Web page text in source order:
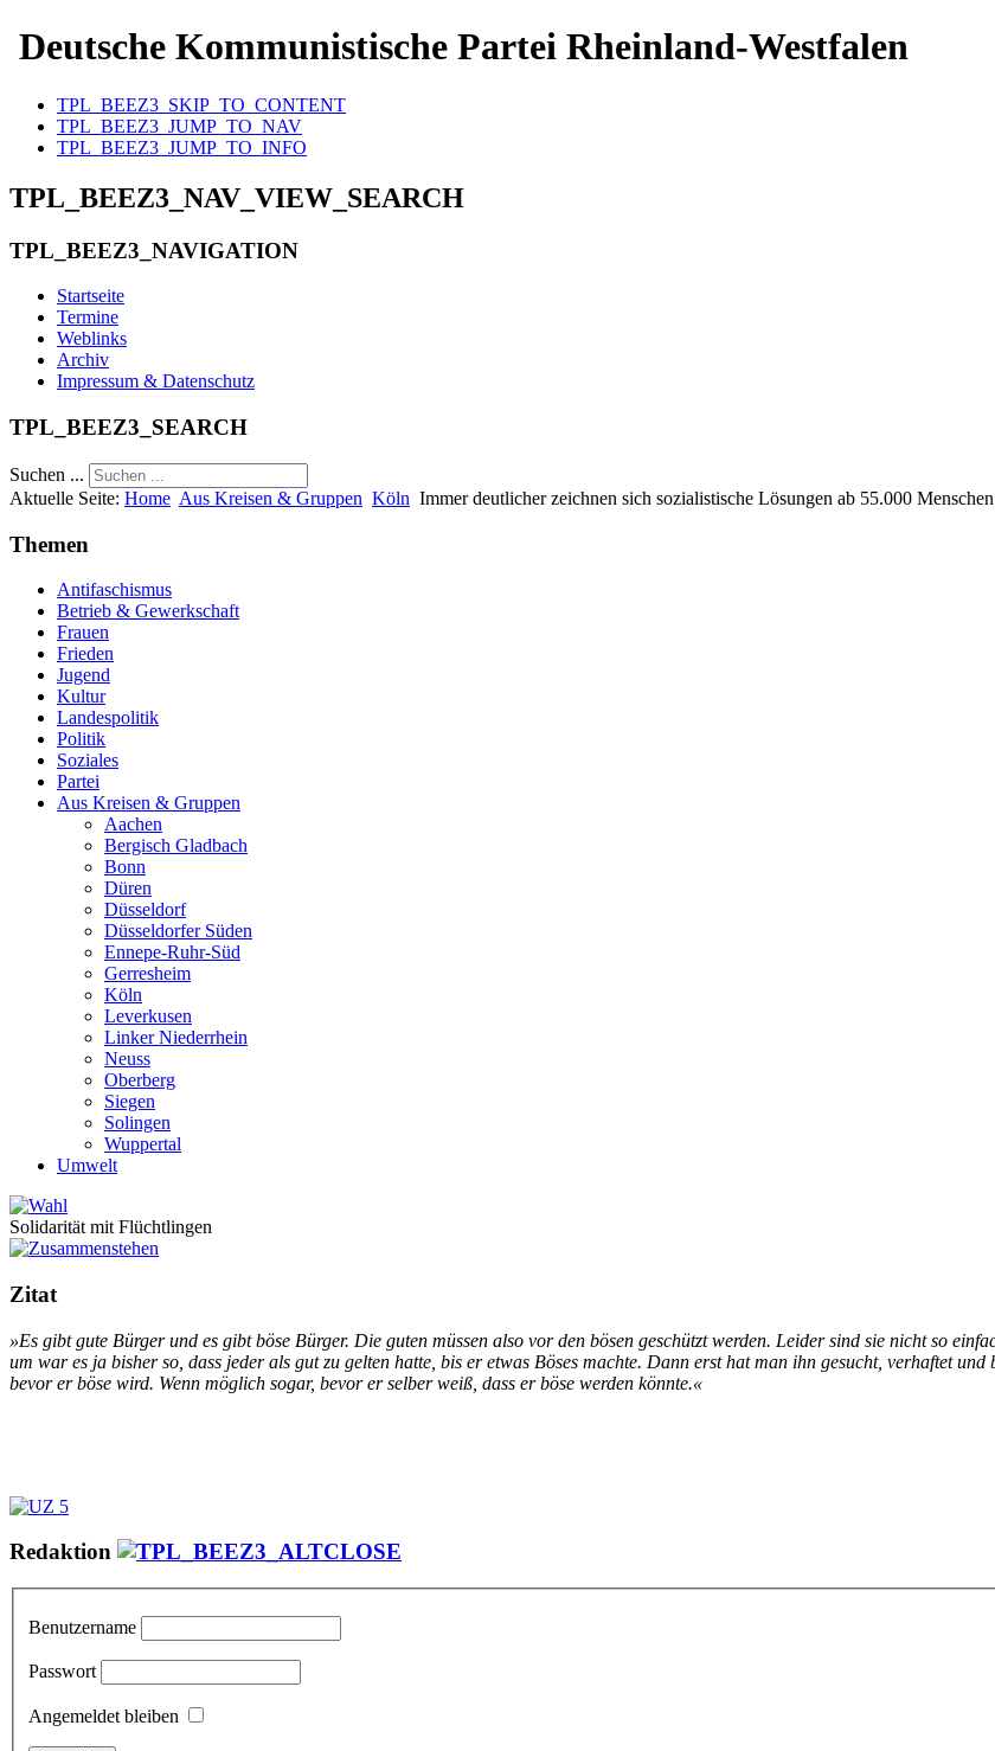
Deutsche Kommunistische Partei Rheinland-Westfalen
TPL_BEEZ3_SKIP_TO_CONTENT
TPL_BEEZ3_JUMP_TO_NAV
TPL_BEEZ3_JUMP_TO_INFO
TPL_BEEZ3_NAV_VIEW_SEARCH
TPL_BEEZ3_NAVIGATION
Startseite
Termine
Weblinks
Archiv
Impressum & Datenschutz
TPL_BEEZ3_SEARCH
Suchen ...
Aktuelle Seite: Home Aus Kreisen & Gruppen Köln Immer deutlicher zeichnen sich sozialistische Lösungen ab 55.000
Themen
Antifaschismus
Betrieb & Gewerkschaft
Frauen
Frieden
Jugend
Kultur
Landespolitik
Politik
Soziales
Partei
Aus Kreisen & Gruppen
Aachen
Bergisch Gladbach
Bonn
Düren
Düsseldorf
Düsseldorfer Süden
Ennepe-Ruhr-Süd
Gerresheim
Köln
Leverkusen
Linker Niederrhein
Neuss
Oberberg
Siegen
Solingen
Wuppertal
Umwelt
Solidarität mit Flüchtlingen
Zitat
»Es gibt gu­te Bür­ger und es gibt bö­se Bür­ger. Die gu­ten müs­sen al­so vor den bö­sen ge­schützt wer­den. Lei­der sind sie nicht so
um war es ja bis­her so, dass je­der als gut zu gel­ten hat­te, bis er et­was Bö­ses mach­te. Dann erst hat man ihn ge­sucht, ver­haf­tet
be­vor er bö­se wird. Wenn mög­lich so­gar, be­vor er sel­ber weiß, dass er bö­se wer­den könn­te.«
Redaktion
Benutzername
Passwort
Angemeldet bleiben